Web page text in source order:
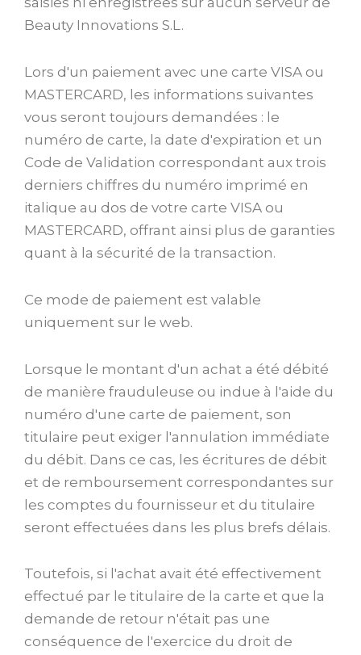
Beauty Innovations S.L.
Lors d'un paiement avec une carte VISA ou
MASTERCARD, les informations suivantes
vous seront toujours demandées : le
numéro de carte, la date d'expiration et un
Code de Validation correspondant aux trois
derniers chiffres du numéro imprimé en
italique au dos de votre carte VISA ou
MASTERCARD, offrant ainsi plus de garanties
quant à la sécurité de la transaction.
Ce mode de paiement est valable
uniquement sur le web.
Lorsque le montant d'un achat a été débité
de manière frauduleuse ou indue à l'aide du
numéro d'une carte de paiement, son
titulaire peut exiger l'annulation immédiate
du débit. Dans ce cas, les écritures de débit
et de remboursement correspondantes sur
les comptes du fournisseur et du titulaire
seront effectuées dans les plus brefs délais.
Toutefois, si l'achat avait été effectivement
effectué par le titulaire de la carte et que la
demande de retour n'était pas une
conséquence de l'exercice du droit de